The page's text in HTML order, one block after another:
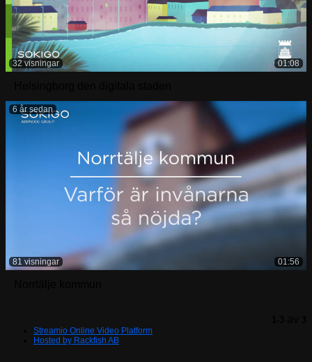
01:08
32 visningar
01:56
81 visningar
6 år sedan
Streamio Online Video Platform
Hosted by Rackfish AB